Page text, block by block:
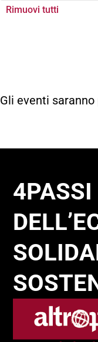
Rimuovi tutti
Gli eventi